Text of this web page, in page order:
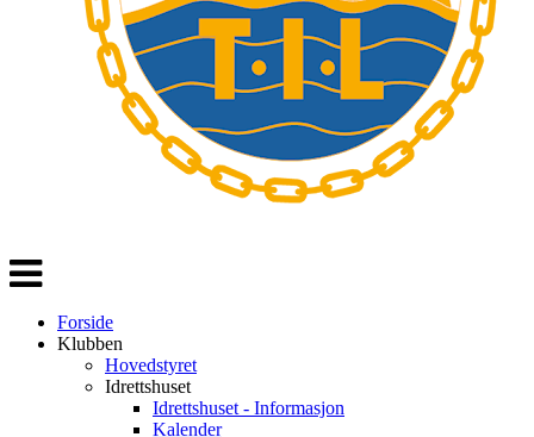
Veksle
navigasjon
Forside
Klubben
Hovedstyret
Idrettshuset
Idrettshuset - Informasjon
Kalender